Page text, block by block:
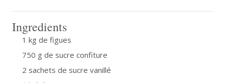
Ingredients
1 kg de figues
750 g de sucre confiture
2 sachets de sucre vanillé